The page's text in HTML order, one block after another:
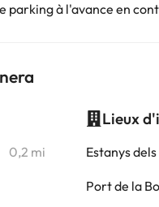
parking à l'avance en
0,2 mi
Lieux
Estanys
Port de la